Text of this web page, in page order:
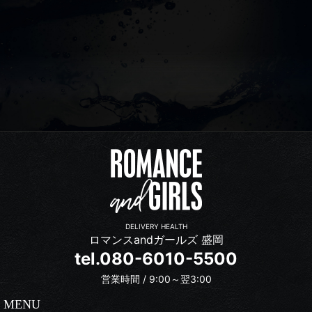
DELIVERY HEALTH
ロマンスandガールズ 盛岡
tel.080-6010-5500
営業時間 / 9:00～翌3:00
MENU